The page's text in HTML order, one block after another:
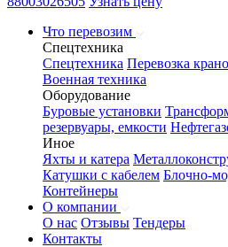
Что перевозим
Спецтехника
Спецтехника Перевозка
Военная техника
Оборудование
Буровые установки
резервуары, емкости
Иное
Яхты и катера
Катушки с кабелем Блочно-
Контейнеры
О компании
О нас Отзывы Тендеры
Контакты